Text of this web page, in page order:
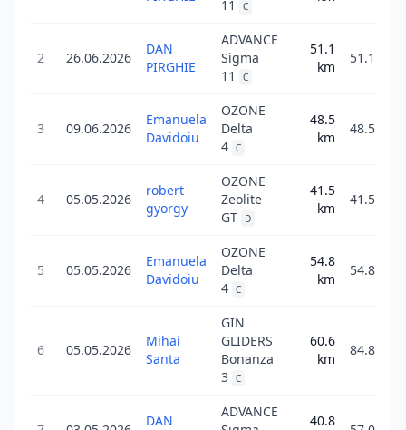
11
C
2 26.06.2026
DAN
PIRGHIE
ADVANCE
Sigma
11
C
51.1
km
51.1
3 09.06.2026
Emanuela
Davidoiu
OZONE
Delta
4 C
48.5
km
48.5
4 05.05.2026
robert
gyorgy
OZONE
Zeolite
GT
D
41.5
km
41.5
5 05.05.2026
Emanuela
Davidoiu
OZONE
Delta
4 C
54.8
km
54.8
6 05.05.2026
Mihai
Santa
GIN
GLIDERS
Bonanza
3 C
60.6
km
84.8
DAN
ADVANCE
40.8